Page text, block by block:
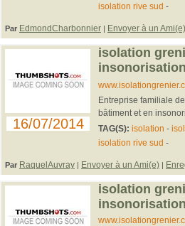
isolation rive sud -
Par EdmondCharbonnier | Envoyer à un Ami(e)
16/07/2014
isolation
Entreprise familiale
bâtiment et en
TAG(S): isolation -
isolation rive sud -
Par RaquelAuvray | Envoyer à un Ami(e) |
isolation